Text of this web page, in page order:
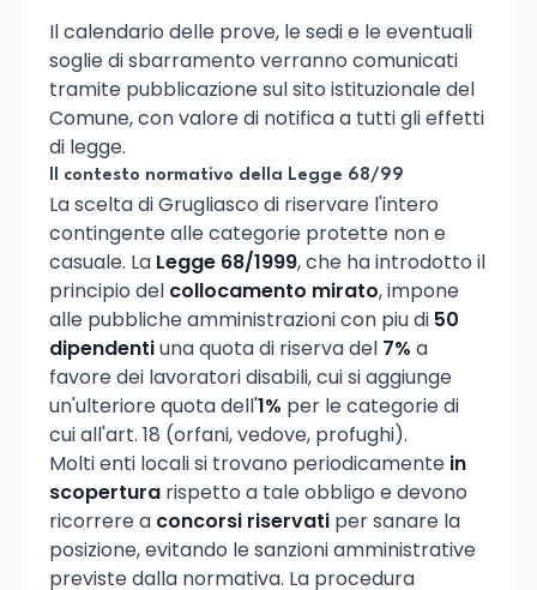
Il calendario delle prove, le sedi e le eventuali
soglie di sbarramento verranno comunicati
tramite pubblicazione sul sito istituzionale del
Comune, con valore di notifica a tutti gli effetti
di legge.
Il contesto normativo della Legge 68/99
La scelta di Grugliasco di riservare l'intero
contingente alle categorie protette non e
casuale. La Legge 68/1999, che ha introdotto il
principio del collocamento mirato, impone
alle pubbliche amministrazioni con piu di 50
dipendentiuna quota di riserva del 7% a
favore dei lavoratori disabili, cui si aggiunge
un'ulteriore quota dell'1% per le categorie di
cui all'art. 18 (orfani, vedove, profughi).
Molti enti locali si trovano periodicamente in
scopertura rispetto a tale obbligo e devono
ricorrere a concorsi riservati per sanare la
posizione, evitando le sanzioni amministrative
previste dalla normativa. La procedura